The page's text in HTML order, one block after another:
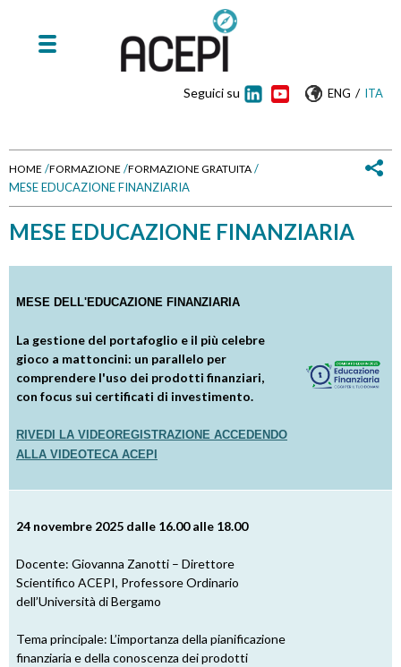
ENG / ITA
Seguici su
T
u
s
e
q
HOME /FORMAZIONE /FORMAZIONE GRATUITA /
MESE EDUCAZIONE FINANZIARIA
MESE EDUCAZIONE FINANZIARIA
MESE DELL'EDUCAZIONE FINANZIARIA
La gestione del portafoglio e il più celebre
gioco a mattoncini: un parallelo per
comprendere l'uso dei prodotti finanziari,
con focus sui certificati di investimento.
RIVEDI LA VIDEOREGISTRAZIONE ACCEDENDO
ALLA VIDEOTECA ACEPI
24 novembre 2025 dalle 16.00 alle 18.00
Docente: Giovanna Zanotti – Direttore
Scientifico ACEPI, Professore Ordinario
dell’Università di Bergamo
Tema principale: L’importanza della pianificazione
finanziaria e della conoscenza dei prodotti